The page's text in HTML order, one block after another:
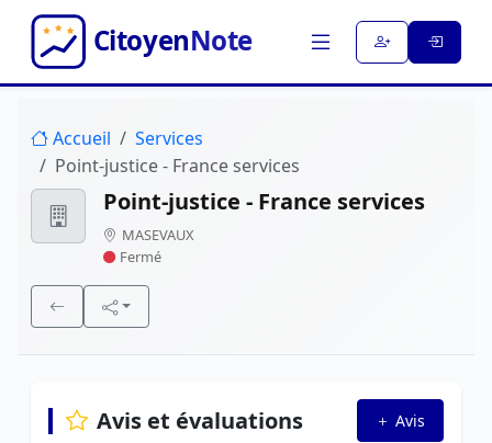
Accueil
Services
Point-justice - France services
Point-justice - France services
MASEVAUX
Fermé
Avis et évaluations Avis